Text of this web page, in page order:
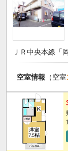
ＪＲ中央本線「
空室情報 （空室